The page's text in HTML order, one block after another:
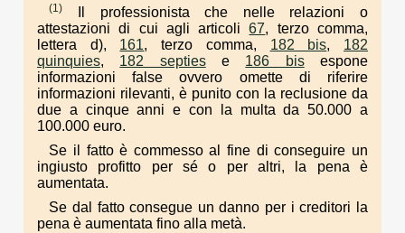
(1)
Il professionista che nelle relazioni o
attestazioni di cui agli articoli67, terzo comma,
lettera d), 161, terzo comma, 182 bis, 182
quinquies, 182 septiese 186 bisespone
informazioni false ovvero omette di riferire
informazioni rilevanti, è punito con la reclusione da
due a cinque anni e con la multa da 50.000 a
100.000 euro.
Se il fatto è commesso al fine di conseguire un
ingiusto profitto per sé o per altri, la pena è
aumentata.
Se dal fatto consegue un danno per i creditori la
pena è aumentata fino alla metà.